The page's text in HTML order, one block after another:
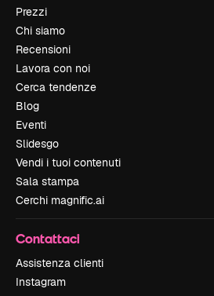
Prezzi
Chi siamo
Recensioni
Lavora con noi
Cerca tendenze
Blog
Eventi
Slidesgo
Vendi i tuoi contenuti
Sala stampa
Cerchi magnific.ai
Contattaci
Assistenza clienti
Instagram